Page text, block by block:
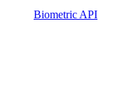
Biometric API